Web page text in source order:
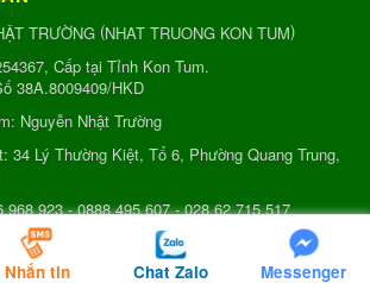
TRƯỜNG (NHAT TRUONG KON TUM)
Cấp tại Tỉnh Kon Tum.
38A.8009409/HKD
Nguyễn Nhật Trường
34 Lý Thường Kiệt, Tổ 6, Phường Quang Trung,
968 923 - 0888 495 607 - 028 62 715 517
www.samtuoingoclinh.com
Nhắn tin Chat Zalo Messenger